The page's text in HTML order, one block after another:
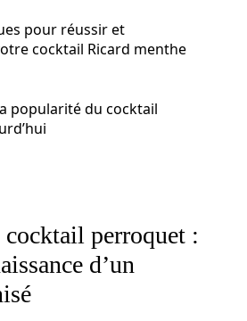
pour réussir et
cocktail Ricard menthe
popularité du cocktail
perroquet :
d’un